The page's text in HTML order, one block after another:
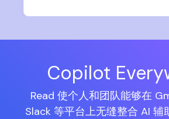
Copilot
Read 使个人和团队能够在
Slack 等平台上无缝整合 AI 辅